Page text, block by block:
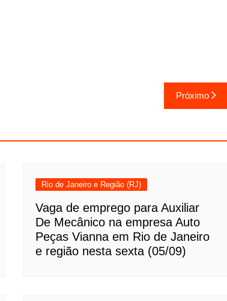
Próximo
Rio de Janeiro e Região (RJ)
Vaga de emprego para Auxiliar
De Mecânico na empresa Auto
Peças Vianna em Rio de Janeiro
e região nesta sexta (05/09)